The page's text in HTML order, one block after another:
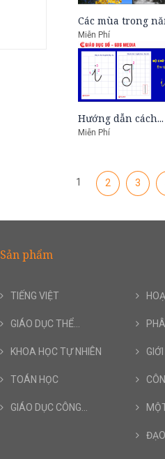
Các mùa trong
Miễn Phí
Hướng dẫn cách...
Miễn Phí
1 2 3
Sản phẩm
TIẾNG VIỆT
GIÁO DỤC THỂ...
KHOA HỌC TỰ NHIÊN
TOÁN HỌC
GIÁO DỤC CÔNG...